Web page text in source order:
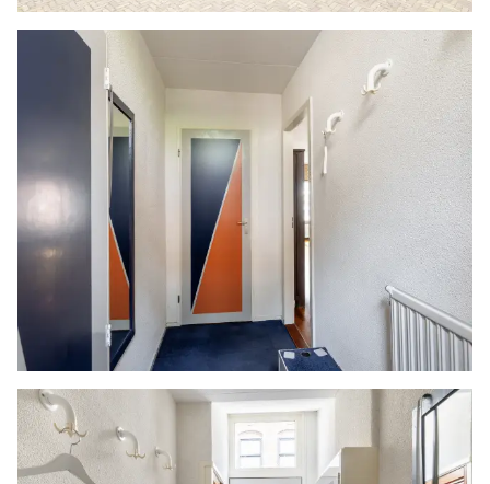
opgenomen.
Notariskeuze en kosten
In principe ligt de notariskeuze bij de koper. Het
doorhalen van de hypothecaire inschrijving in
het kadaster moet door de verkoper betaald
worden. Zijn de kosten voor deze doorhaling
hoger dan € 400,- inclusief BTW dan wordt het
meerdere bij de koper in rekening gebracht.
Indien de koper een notaris kiest buiten een
straal van 20 kilometer van de verkochte
onroerende zaak dan zijn de eventuele kosten
die de notaris berekent voor een eventuele
verkoopvolmacht en legalisatie hiervan ten
behoeve van de verkoper voor rekening van de
koper.